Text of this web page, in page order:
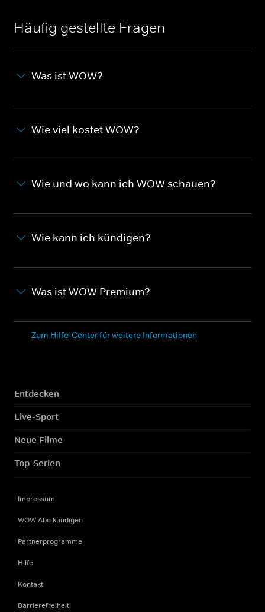
Häufig gestellte Fragen
Was ist WOW?
Wie viel kostet WOW?
Wie und wo kann ich WOW schauen?
Wie kann ich kündigen?
Was ist WOW Premium?
Zum Hilfe-Center für weitere Informationen
Entdecken
Live-Sport
Neue Filme
Top-Serien
Impressum
WOW Abo kündigen
Partnerprogramme
Hilfe
Kontakt
Barrierefreiheit